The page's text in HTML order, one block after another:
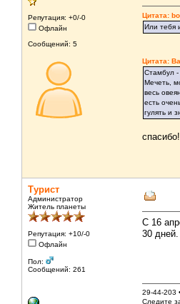
Репутация: +0/-0
Офлайн
Сообщений: 5
Цитата:
Или тебя
Цитата:
Стамбул -
Мечеть,
весь
есть
гулять и
Турист
Администратор
Житель планеты
Репутация: +10/-0
Офлайн
Пол:
Сообщений: 261
С 16
30 дней.
29-44-203
Следите